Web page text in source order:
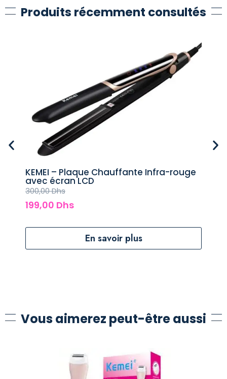
Produits récemment consultés
KEMEI – Plaque Chauffante Infra-rouge
avec écran LCD
300,00Dhs
199,00 Dhs
En savoir plus
Vous aimerez peut-être aussi